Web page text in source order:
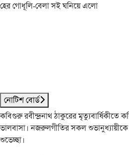
হের গোধূলি-বেলা সই ঘনিয়ে এলো
নোটিশ বোর্ড
কবিগুরু রবীন্দ্রনাথ ঠাকুরের মৃত্যুবার্ষিকীতে
ভালবাসা। নজরুলগীতির সকল শুভানুধ্যায়ীকে
শুভেচ্ছা।